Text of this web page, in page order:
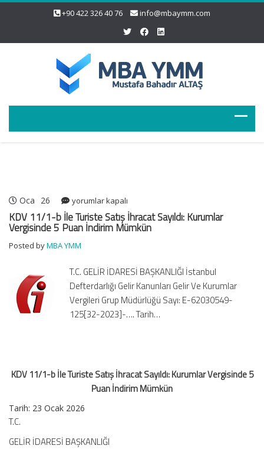
+90 422 326 40 76 info@mbaymm.com
Oca 26
KDV
11/1-
b
Turiste
İhracat
Sayıldı:
Kurumlar
Vergisinde
için
yorumlar kapalı
KDV 11/1-b İle Turiste Satış İhracat Sayıldı: Kurumlar
Vergisinde 5 Puan İndirim Mümkün
Posted byMBA YMM
T.C. GELİR İDARESİ BAŞKANLIĞI İstanbul
Defterdarlığı Gelir Kanunları Gelir Ve Kurumlar
Vergileri Grup Müdürlüğü Sayı: E-62030549-
125[32-2023]-…. Tarih…
KDV 11/1-b İle Turiste Satış İhracat Sayıldı: Kurumlar Vergisinde 5
Puan İndirim Mümkün
Tarih: 23 Ocak 2026
T.C.
GELİR İDARESİ BAŞKANLIĞI